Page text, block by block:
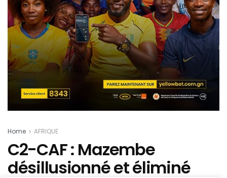
Home AFRIQUE
C2-CAF : Mazembe
désillusionné et éliminé